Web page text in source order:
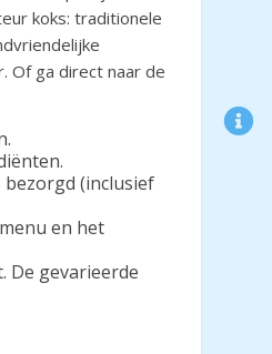
koks: traditionele
Of ga direct naar de
bezorgd (inclusief
en het
De gevarieerde